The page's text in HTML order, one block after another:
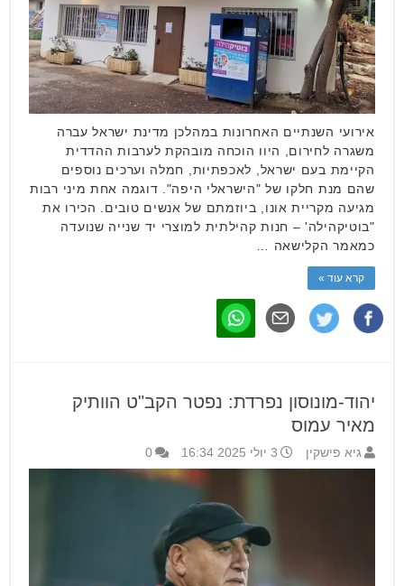
אירועי השנתיים האחרונות במהלכן מדינת ישראל עברה
משגרה לחירום, היוו הוכחה מובהקת לערבות ההדדית
הקיימת בעם ישראל, לאכפתיות, חמלה וערכים נוספים
שהם מנת חלקו של "הישראלי היפה". דוגמה אחת מיני רבות
מגיעה מקריית אונו, ביוזמתם של אנשים טובים. הכירו את
"בוטיקהילה' – חנות קהילתית למוצרי יד שנייה שנועדה
כמאמר הקלישאה …
קרא עוד »
יהוד-מונוסון נפרדת: נפטר הקב"ט הוותיק
מאיר עמוס
גיא פישקין 3 יולי 2025 16:34 0